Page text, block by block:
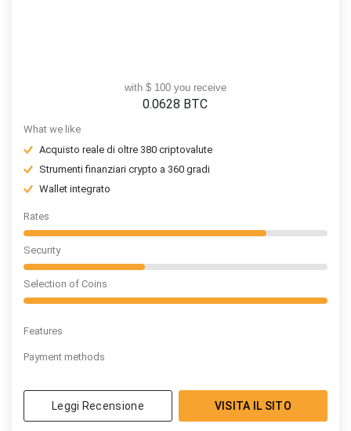
with $ 100 you receive
0.0628 BTC
What we like
Acquisto reale di oltre 380 criptovalute
Strumenti finanziari crypto a 360 gradi
Wallet integrato
Rates
Security
Selection of Coins
Features
Payment methods
Leggi Recensione VISITA IL SITO